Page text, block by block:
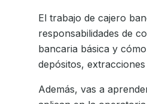
El trabajo de cajero
responsabilidades de
bancaria básica y
depósitos,
Además, vas a